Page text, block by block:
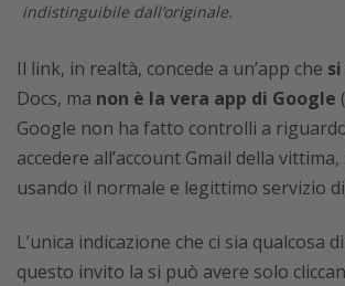
indistinguibile dall’originale.
Il link, in realtà, concede a un’app che
Docs, ma non è la vera app di Google
Google non ha fatto controlli a
accedere all’account Gmail della
usando il normale e legittimo servizio
L’unica indicazione che ci sia qualcosa
questo invito la si può avere solo